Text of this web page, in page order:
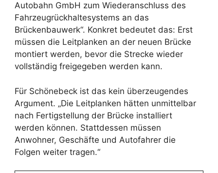
Autobahn GmbH zum Wiederanschluss des
Fahrzeugrückhaltesystems an das
Brückenbauwerk“. Konkret bedeutet das: Erst
müssen die Leitplanken an der neuen Brücke
montiert werden, bevor die Strecke wieder
vollständig freigegeben werden kann.
Für Schönebeck ist das kein überzeugendes
Argument. „Die Leitplanken hätten unmittelbar
nach Fertigstellung der Brücke installiert
werden können. Stattdessen müssen
Anwohner, Geschäfte und Autofahrer die
Folgen weiter tragen.“